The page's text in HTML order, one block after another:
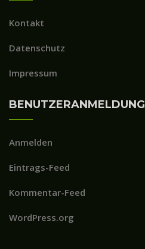
Kontakt
Datenschutz
Impressum
BENUTZERANMELDUNG
Anmelden
Eintrags-Feed
Kommentar-Feed
WordPress.org